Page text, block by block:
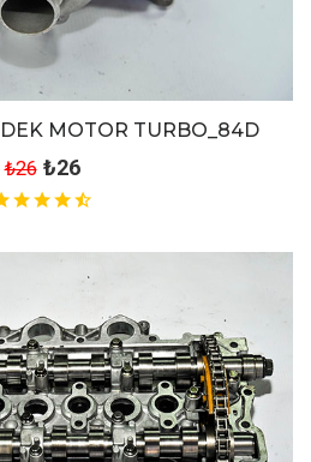
MOTOR TURBO_84D
₺26 ₺26